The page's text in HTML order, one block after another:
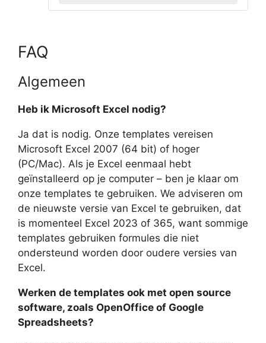
FAQ
Algemeen
Heb ik Microsoft Excel nodig?
Ja dat is nodig. Onze templates vereisen
Microsoft Excel 2007 (64 bit) of hoger
(PC/Mac). Als je Excel eenmaal hebt
geïnstalleerd op je computer – ben je klaar om
onze templates te gebruiken. We adviseren om
de nieuwste versie van Excel te gebruiken, dat
is momenteel Excel 2023 of 365, want sommige
templates gebruiken formules die niet
ondersteund worden door oudere versies van
Excel.
Werken de templates ook met open source
software, zoals OpenOffice of Google
Spreadsheets?